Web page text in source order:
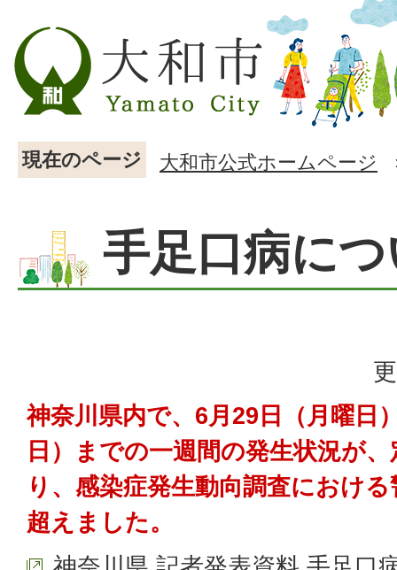
現在のページ 大和市公式ホームページ
手足口病に
神奈川県内で、6月29日（月曜日
日）までの一週間の発生状況が
り、感染症発生動向調査におけ
超えました。